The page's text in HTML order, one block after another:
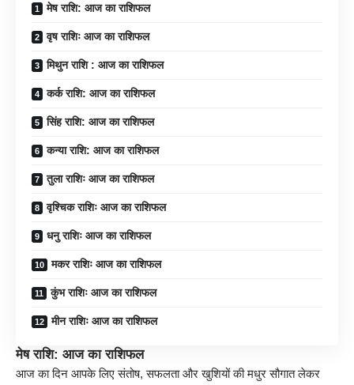
मेष राशि: आज का राशिफल
वृष राशिः आज का राशिफल
मिथुन राशि : आज का राशिफल
कर्क राशि: आज का राशिफल
सिंह राशि: आज का राशिफल
कन्या राशि: आज का राशिफल
तुला राशिः आज का राशिफल
वृश्चिक राशिः आज का राशिफल
धनु राशिः आज का राशिफल
मकर राशिः आज का राशिफल
कुंभ राशिः आज का राशिफल
मीन राशिः आज का राशिफल
मेष राशि: आज का राशिफल
आज का दिन आपके लिए संतोष, सफलता और खुशियों की मधुर सौगात लेकर